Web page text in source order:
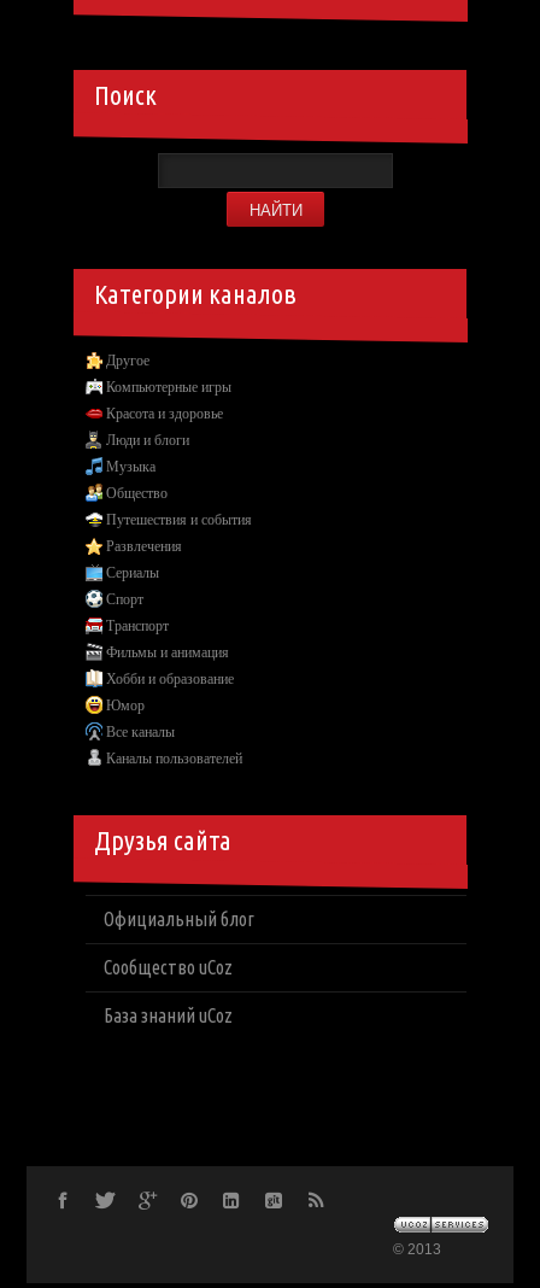
Поиск
Категории каналов
Другое
Компьютерные игры
Красота и здоровье
Люди и блоги
Музыка
Общество
Путешествия и события
Развлечения
Сериалы
Спорт
Транспорт
Фильмы и анимация
Хобби и образование
Юмор
Все каналы
Каналы пользователей
Друзья сайта
Официальный блог
Сообщество uCoz
База знаний uCoz
© 2013